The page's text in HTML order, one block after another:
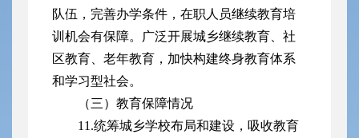
队伍，完善办学条件，在职人员继续教育培
训机会有保障。广泛开展城乡继续教育、社
区教育、老年教育，加快构建终身教育体系
和学习型社会。
（三）教育保障情况
11.统筹城乡学校布局和建设，吸收教育